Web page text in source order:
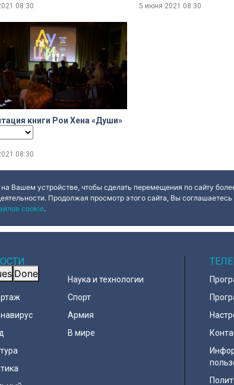
Done
08:30 5 июня 2021 08:30
книги Рои Хена «Души»
08:30
Вашем устройстве, чтобы сделать перемещения по сайту
Продолжая просмотр этого сайта, Вы
cookie.
Наука и технологии
Спорт
Армия
В мире